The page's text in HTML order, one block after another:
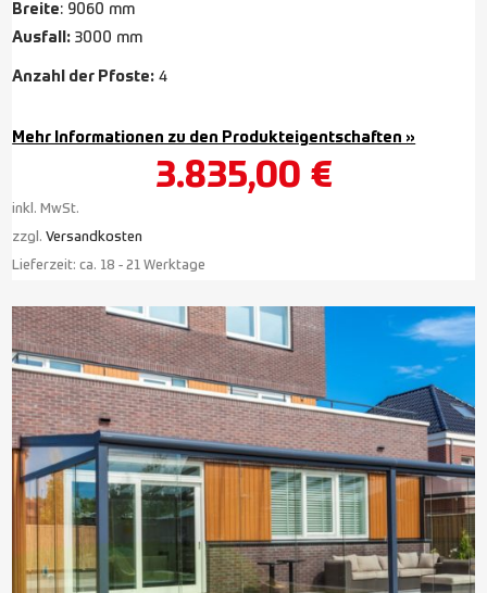
Breite: 9060 mm
Ausfall: 3000 mm
Anzahl der Pfoste: 4
Mehr Informationen zu den Produkteigentschaften »
3.835,00 €
inkl. MwSt.
zzgl.Versandkosten
Lieferzeit:ca. 18 - 21 Werktage